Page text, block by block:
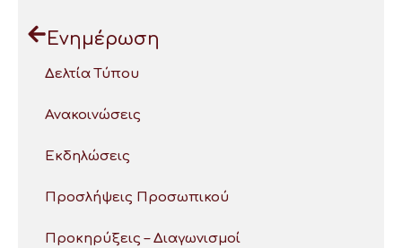
Ενημέρωση
Δελτία Τύπου
Ανακοινώσεις
Εκδηλώσεις
Προσλήψεις Προσωπικού
Προκηρύξεις – Διαγωνισμοί